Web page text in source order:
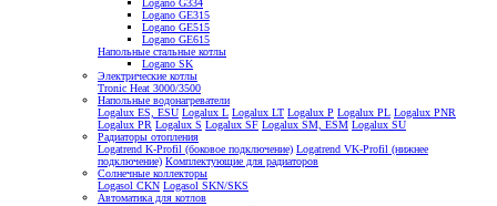
Logano G334
Logano GE315
Logano GE515
Logano GE615
Напольные стальные котлы
Logano SK
Электрические котлы
Tronic Heat 3000/3500
Напольные водонагреватели
Logalux ES, ESU Logalux L Logalux LT Logalux P Logalux PL Logalux PNR
Logalux PR Logalux S Logalux SF Logalux SM, ESM Logalux SU
Радиаторы отопления
Logatrend K-Profil (боковое подключение) Logatrend VK-Profil (нижнее
подключение) Комплектующие для радиаторов
Солнечные коллекторы
Logasol CKN Logasol SKN/SKS
Автоматика для котлов